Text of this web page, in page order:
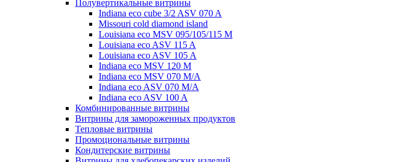
Полувертикальные витрины
Indiana eco cube 3/2 ASV 070 A
Missouri cold diamond island
Louisiana eco MSV 095/105/115 M
Louisiana eco ASV 115 A
Louisiana eco ASV 105 A
Indiana eco MSV 120 M
Indiana eco MSV 070 M/A
Indiana eco ASV 070 M/A
Indiana eco ASV 100 A
Комбинированные витрины
Витрины для замороженных продуктов
Тепловые витрины
Промоциональные витрины
Кондитерские витрины